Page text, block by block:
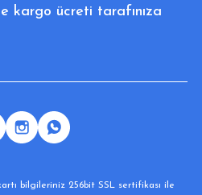
kargo ücreti tarafınıza
bilgileriniz 256bit SSL sertifikası ile